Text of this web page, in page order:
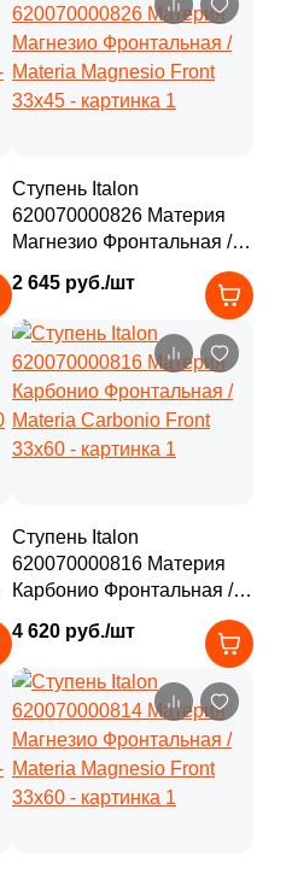
Ступень Italon
620070000826 Материя
Магнезио Фронтальная /
33x45
2 645 руб./шт
Ступень Italon
620070000816 Материя
Карбонио Фронтальная /
33x60
4 620 руб./шт